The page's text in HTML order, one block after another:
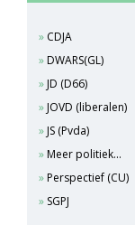
CDJA
DWARS(GL)
JD (D66)
JOVD (liberalen)
JS (Pvda)
Meer politiek...
Perspectief (CU)
SGPJ